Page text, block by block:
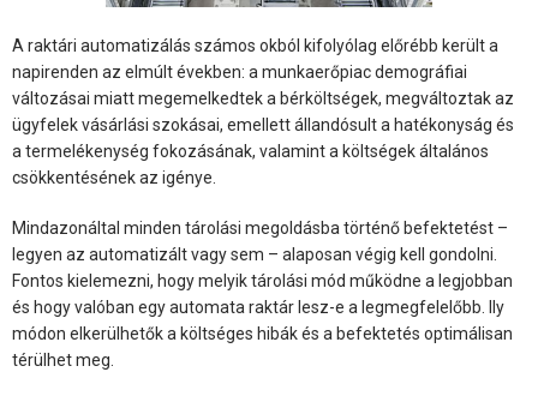
A raktári automatizálás számos okból kifolyólag előrébb került a
napirenden az elmúlt években: a munkaerőpiac demográfiai
változásai miatt megemelkedtek a bérköltségek, megváltoztak az
ügyfelek vásárlási szokásai, emellett állandósult a hatékonyság és
a termelékenység fokozásának, valamint a költségek általános
csökkentésének az igénye.
Mindazonáltal minden tárolási megoldásba történő befektetést –
legyen az automatizált vagy sem – alaposan végig kell gondolni.
Fontos kielemezni, hogy melyik tárolási mód működne a legjobban
és hogy valóban egy automata raktár lesz-e a legmegfelelőbb. Ily
módon elkerülhetők a költséges hibák és a befektetés optimálisan
térülhet meg.